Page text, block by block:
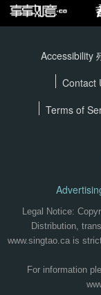
Accessibility
Contact
Terms of
Legal Notice:
Distribution,
www.singtao.ca is
For information